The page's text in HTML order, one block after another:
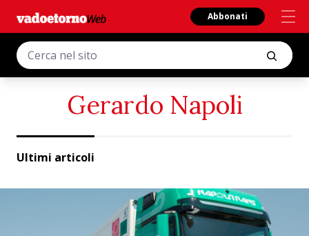
Abbonati
Gerardo Napoli
Ultimi articoli